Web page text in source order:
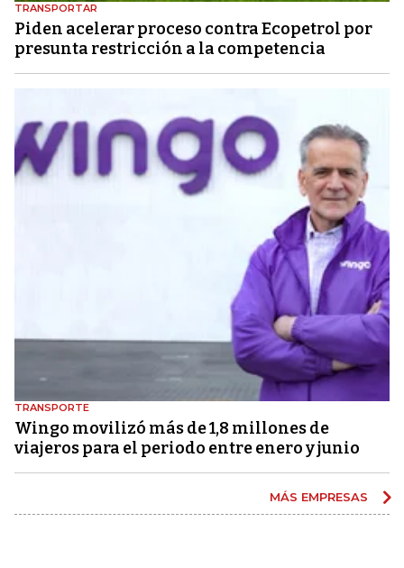
TRANSPORTAR
Piden acelerar proceso contra Ecopetrol por
presunta restricción a la competencia
TRANSPORTE
Wingo movilizó más de 1,8 millones de
viajeros para el periodo entre enero y junio
MÁS EMPRESAS